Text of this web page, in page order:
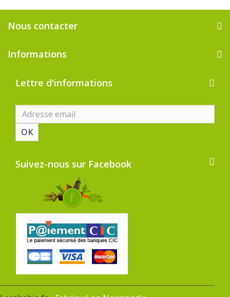
Nous contacter
Informations
Lettre d'informations
OK
Suivez-nous sur Facebook